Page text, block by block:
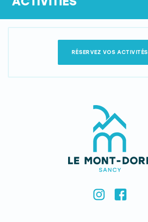
RÉSERVEZ VOS ACTIVITÉS